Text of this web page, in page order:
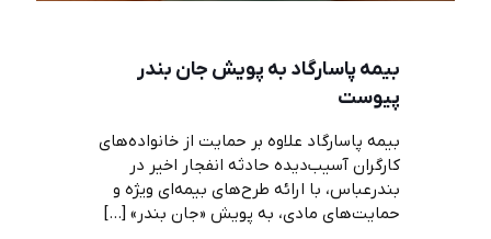
بیمه پاسارگاد به پویش جان بندر
پیوست
بیمه پاسارگاد علاوه بر حمایت از خانواده‌های
کارگران آسیب‌دیده حادثه انفجار اخیر در
بندرعباس، با ارائه طرح‌های بیمه‌ای ویژه و
حمایت‌های مادی، به پویش «جان بندر» […]